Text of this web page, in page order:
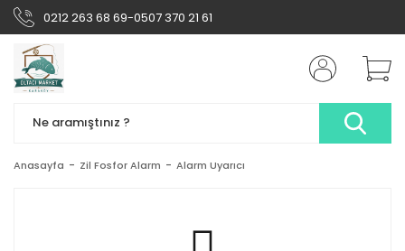
0212 263 68 69-0507 370 21 61
Anasayfa Zil Fosfor Alarm Alarm Uyarıcı